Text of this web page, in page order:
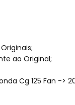
ao Original;
Cg 125 Fan ->